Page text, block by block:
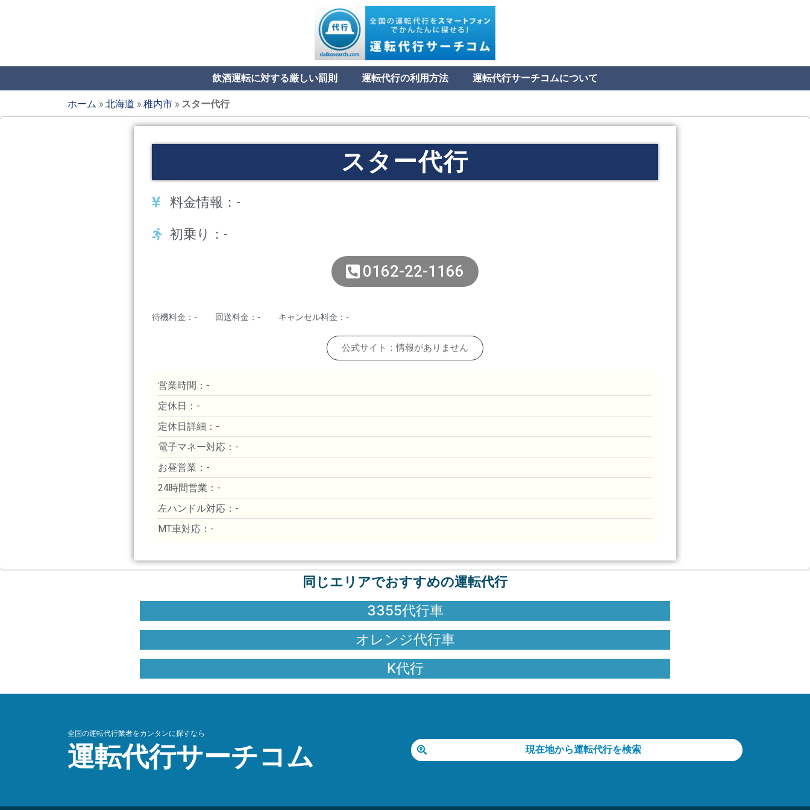
飲酒運転に対する厳しい罰則 運転代行の利用方法 運転代行サーチコムについて
ホーム »北海道 »稚内市 » スター代行
スター代行
料金情報：-
初乗り：-
0162-22-1166
待機料金：- 回送料金：- キャンセル料金：-
公式サイト：情報がありません
営業時間：-
定休日：-
定休日詳細：-
電子マネー対応：-
お昼営業：-
24時間営業：-
左ハンドル対応：-
MT車対応：-
同じエリアでおすすめの運転代行
3355代行車
オレンジ代行車
K代行
全国の運転代行業者をカンタンに探すなら
運転代行サーチコム 現在地から運転代行を検索